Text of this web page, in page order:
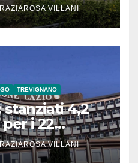
VILLANI
TREVIGNANO
stanziati 4,2
i 22
VILLANI